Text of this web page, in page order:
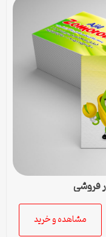
فروشی
مشاهده و خرید